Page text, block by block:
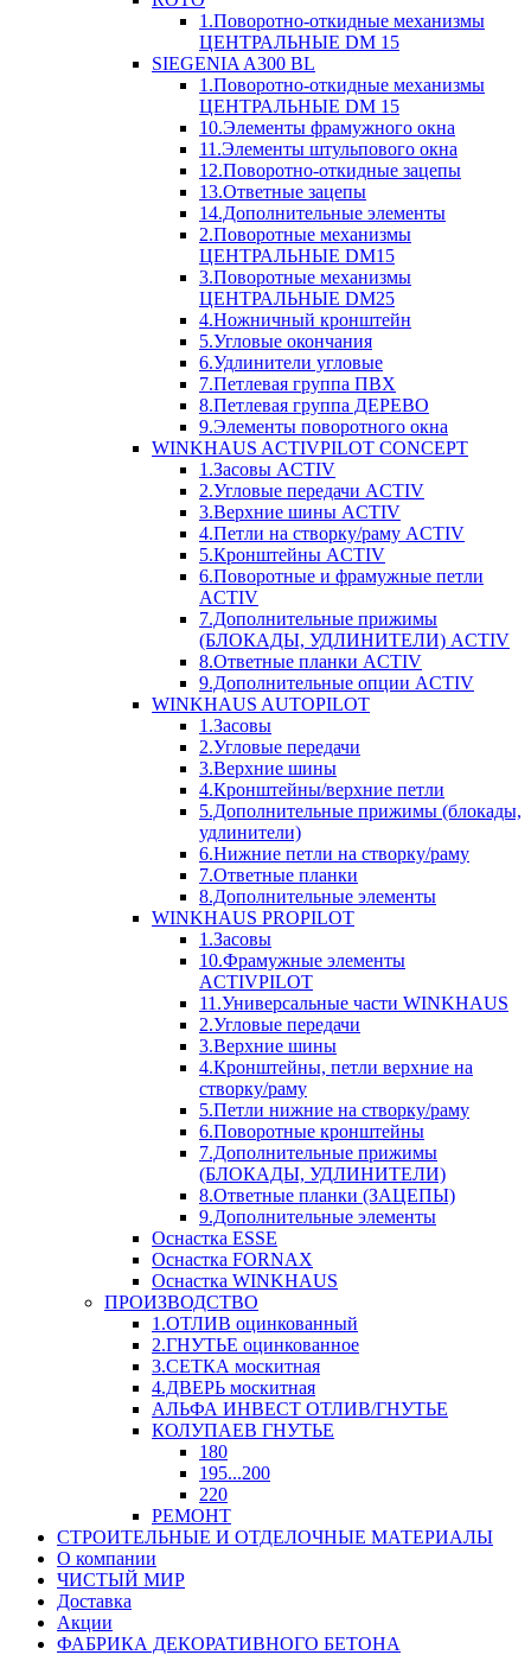
1.Поворотно-откидные механизмы
ЦЕНТРАЛЬНЫЕ DM 15
SIEGENIA A300 BL
1.Поворотно-откидные механизмы
ЦЕНТРАЛЬНЫЕ DM 15
10.Элементы фрамужного окна
11.Элементы штульпового окна
12.Поворотно-откидные зацепы
13.Ответные зацепы
14.Дополнительные элементы
2.Поворотные механизмы
ЦЕНТРАЛЬНЫЕ DM15
3.Поворотные механизмы
ЦЕНТРАЛЬНЫЕ DM25
4.Ножничный кронштейн
5.Угловые окончания
6.Удлинители угловые
7.Петлевая группа ПВХ
8.Петлевая группа ДЕРЕВО
9.Элементы поворотного окна
WINKHAUS ACTIVPILOT CONCEPT
1.Засовы ACTIV
2.Угловые передачи ACTIV
3.Верхние шины ACTIV
4.Петли на створку/раму ACTIV
5.Кронштейны ACTIV
6.Поворотные и фрамужные петли
ACTIV
7.Дополнительные прижимы
(БЛОКАДЫ, УДЛИНИТЕЛИ) ACTIV
8.Ответные планки ACTIV
9.Дополнительные опции ACTIV
WINKHAUS AUTOPILOT
1.Засовы
2.Угловые передачи
3.Верхние шины
4.Кронштейны/верхние петли
5.Дополнительные прижимы (блокады,
удлинители)
6.Нижние петли на створку/раму
7.Ответные планки
8.Дополнительные элементы
WINKHAUS PROPILOT
1.Засовы
10.Фрамужные элементы
ACTIVPILOT
11.Универсальные части WINKHAUS
2.Угловые передачи
3.Верхние шины
4.Кронштейны, петли верхние на
створку/раму
5.Петли нижние на створку/раму
6.Поворотные кронштейны
7.Дополнительные прижимы
(БЛОКАДЫ, УДЛИНИТЕЛИ)
8.Ответные планки (ЗАЦЕПЫ)
9.Дополнительные элементы
Оснастка ESSE
Оснастка FORNAX
Оснастка WINKHAUS
ПРОИЗВОДСТВО
1.ОТЛИВ оцинкованный
2.ГНУТЬЕ оцинкованное
3.СЕТКА москитная
4.ДВЕРЬ москитная
АЛЬФА ИНВЕСТ ОТЛИВ/ГНУТЬЕ
КОЛУПАЕВ ГНУТЬЕ
180
195...200
220
РЕМОНТ
СТРОИТЕЛЬНЫЕ И ОТДЕЛОЧНЫЕ МАТЕРИАЛЫ
О компании
ЧИСТЫЙ МИР
Доставка
Акции
ФАБРИКА ДЕКОРАТИВНОГО БЕТОНА